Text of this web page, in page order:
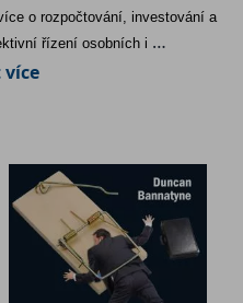
o rozpočtování, investování a
řízení osobních i
finanční stability i vytyčených
více